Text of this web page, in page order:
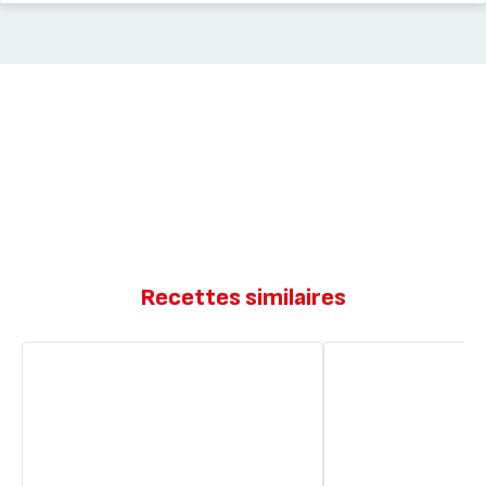
Recettes similaires